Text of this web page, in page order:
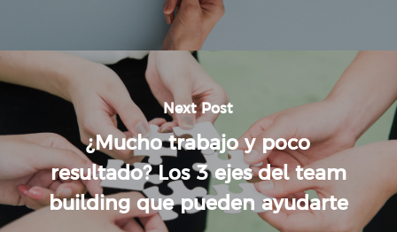
Next Post
¿Mucho trabajo y poco
resultado? Los 3 ejes del team
building que pueden ayudarte